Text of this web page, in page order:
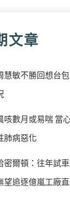
文章
慧敏不勝回想台
咳數月或易喘 當
肺病惡化
密爾頓：往年試
望追逐億嵐工廠